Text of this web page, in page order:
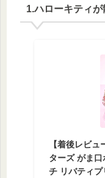
1.ハローキティ
【着後レビ
ターズ がま
チ リバティプ